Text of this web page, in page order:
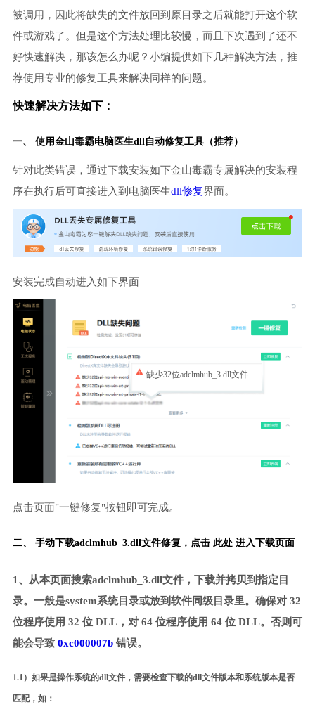
被调用，因此将缺失的文件放回到原目录之后就能打开这个软
件或游戏了。但是这个方法处理比较慢，而且下次遇到了还不
好快速解决，那该怎么办呢？小编提供如下几种解决方法，推
荐使用专业的修复工具来解决同样的问题。
快速解决方法如下：
一、 使用金山毒霸电脑医生dll自动修复工具（推荐）
针对此类错误，通过下载安装如下金山毒霸专属解决的安装程
序在执行后可直接进入到电脑医生dll修复界面。
安装完成自动进入如下界面
缺少32位adclmhub_3.dll文件
点击页面"一键修复"按钮即可完成。
二、 手动下载adclmhub_3.dll文件修复， 点击 此处 进入下载页面
1、从本页面搜索adclmhub_3.dll文件，下载并拷贝到指定目
录。一般是system系统目录或放到软件同级目录里。确保对 32
位程序使用 32 位 DLL，对 64 位程序使用 64 位 DLL。否则可
能会导致 0xc000007b错误。
1.1）如果是操作系统的dll文件，需要检查下载的dll文件版本和系统版本是否
匹配，如：